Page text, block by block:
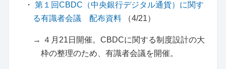
・ 第１回CBDC（中央銀行デジタル通貨）に関す
る有識者会議 配布資料 （4/21）
→ ４月21日開催。CBDCに関する制度設計の大
枠の整理のため、有識者会議を開催。